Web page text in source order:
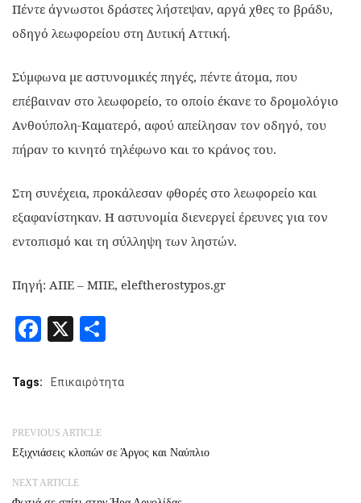
Πέντε άγνωστοι δράστες λήστεψαν, αργά χθες το βράδυ,
οδηγό λεωφορείου στη Δυτική Αττική.
Σύμφωνα με αστυνομικές πηγές, πέντε άτομα, που
επέβαιναν στο λεωφορείο, το οποίο έκανε το δρομολόγιο
Ανθούπολη-Καματερό, αφού απείλησαν τον οδηγό, του
πήραν το κινητό τηλέφωνο και το κράνος του.
Στη συνέχεια, προκάλεσαν φθορές στο λεωφορείο και
εξαφανίστηκαν. Η αστυνομία διενεργεί έρευνες για τον
εντοπισμό και τη σύλληψη των ληστών.
Πηγή: ΑΠΕ – ΜΠΕ, eleftherostypos.gr
Facebook
X
Tags: Επικαιρότητα
PREVIOUS ARTICLE
Εξιχνιάσεις κλοπών σε Άργος και Ναύπλιο
NEXT ARTICLE